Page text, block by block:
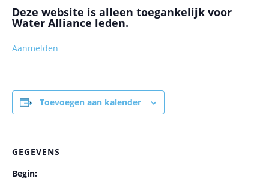
Deze website is alleen toegankelijk voor
Water Alliance leden.
Aanmelden
Toevoegen aan kalender
GEGEVENS
Begin: